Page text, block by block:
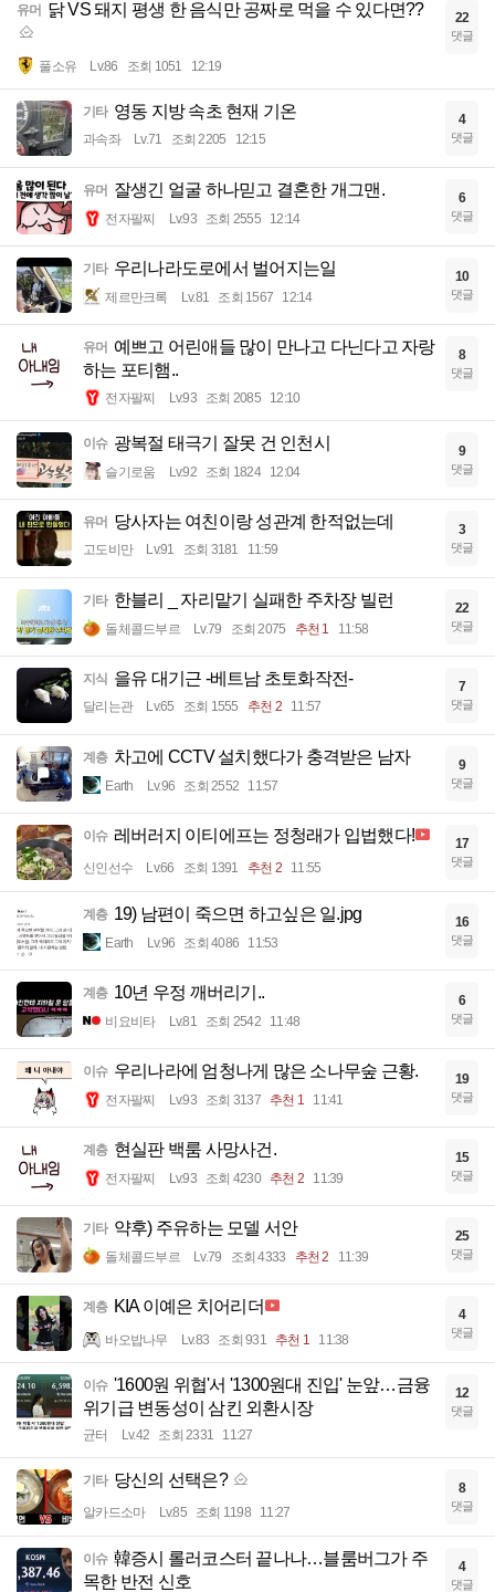
유머 닭 VS 돼지 평생 한 음식만 공짜로 먹을 수 있다면??
풀소유 Lv.86 조회 1051 12:19
22
댓글
기타 영동 지방 속초 현재 기온
과속좌 Lv.71 조회 2205 12:15
4
댓글
유머 잘생긴 얼굴 하나믿고 결혼한 개그맨.
전자팔찌 Lv.93 조회 2555 12:14
6
댓글
기타 우리나라도로에서 벌어지는일
제르만크록 Lv.81 조회 1567 12:14
10
댓글
유머 예쁘고 어린애들 많이 만나고 다닌다고 자랑
하는 포티햄..
전자팔찌 Lv.93 조회 2085 12:10
8
댓글
이슈 광복절 태극기 잘못 건 인천시
슬기로움 Lv.92 조회 1824 12:04
9
댓글
유머 당사자는 여친이랑 성관계 한적없는데
고도비만 Lv.91 조회 3181 11:59
3
댓글
기타 한블리 _ 자리맡기 실패한 주차장 빌런
돌체콜드부르 Lv.79 조회 2075 추천 1 11:58
22
댓글
지식 을유 대기근 -베트남 초토화작전-
달리는관 Lv.65 조회 1555 추천 2 11:57
7
댓글
계층 차고에 CCTV 설치했다가 충격받은 남자
Earth Lv.96 조회 2552 11:57
9
댓글
이슈 레버러지 이티에프는 정청래가 입법했다!
신인선수 Lv.66 조회 1391 추천 2 11:55
17
댓글
계층 19) 남편이 죽으면 하고싶은 일.jpg
Earth Lv.96 조회 4086 11:53
16
댓글
계층 10년 우정 깨버리기..
비요비타 Lv.81 조회 2542 11:48
6
댓글
이슈 우리나라에 엄청나게 많은 소나무숲 근황.
전자팔찌 Lv.93 조회 3137 추천 1 11:41
19
댓글
계층 현실판 백룸 사망사건.
전자팔찌 Lv.93 조회 4230 추천 2 11:39
15
댓글
기타 약후) 주유하는 모델 서안
돌체콜드부르 Lv.79 조회 4333 추천 2 11:39
25
댓글
계층 KIA 이예은 치어리더
바오밥나무 Lv.83 조회 931 추천 1 11:38
4
댓글
이슈 '1600원 위협'서 '1300원대 진입' 눈앞…금융
위기급 변동성이 삼킨 외환시장
균터 Lv.42 조회 2331 11:27
12
댓글
기타 당신의 선택은?
알카드소마 Lv.85 조회 1198 11:27
8
댓글
이슈 韓증시 롤러코스터 끝나나…블룸버그가 주
목한 반전 신호
4
댓글